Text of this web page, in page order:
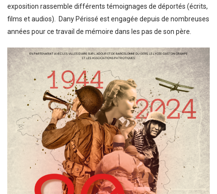
exposition rassemble différents témoignages de déportés (écrits,
films et audios). Dany Périssé est engagée depuis de nombreuses
années pour ce travail de mémoire dans les pas de son père.